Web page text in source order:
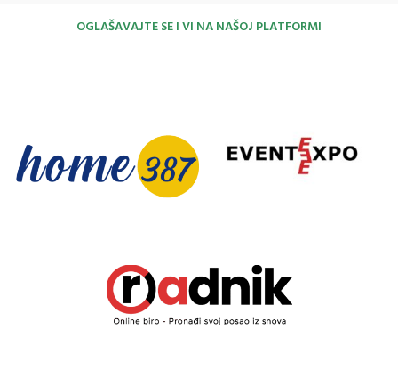
OGLAŠAVAJTE SE I VI NA NAŠOJ PLATFORMI